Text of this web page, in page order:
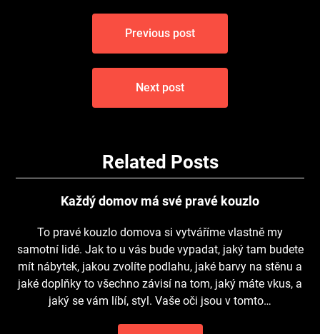
Navigace
příspěvek
Previous post
Next post
Related Posts
Každý domov má své pravé kouzlo
To pravé kouzlo domova si vytváříme vlastně my
samotní lidé. Jak to u vás bude vypadat, jaký tam budete
mít nábytek, jakou zvolíte podlahu, jaké barvy na stěnu a
jaké doplňky to všechno závisí na tom, jaký máte vkus, a
jaký se vám líbí, styl. Vaše oči jsou v tomto…